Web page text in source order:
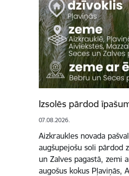
Izsolēs pārdod
07.08.2026.
Aizkraukles novada
augšupejošu soli pārdod
un Zalves pagastā, zemi
augošus kokus Pļaviņās,